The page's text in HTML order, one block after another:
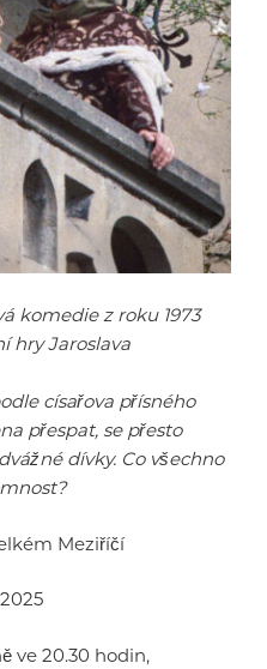
komedie z roku 1973
hry Jaroslava
císařova přísného
přespat, se přesto
dívky. Co všechno
Meziříčí
ve 20.30 hodin,